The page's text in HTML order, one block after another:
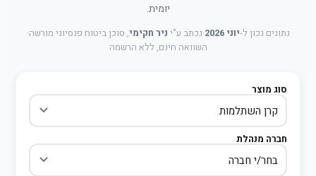
יומית.
נתונים נכון ל-יוני 2026 ·נכתב ע"י ניר חקימי, סוכן ביטוח פנסיוני מורשה·
השוואה חינם, ללא הרשמה
סוג מוצר
חברה מנהלת